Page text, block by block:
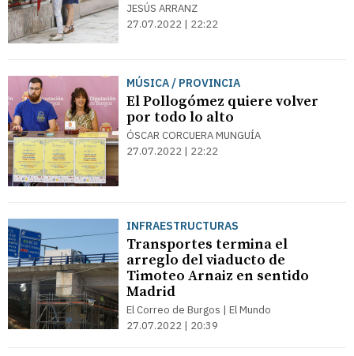
JESÚS ARRANZ
27.07.2022 | 22:22
MÚSICA / PROVINCIA
El Pollogómez quiere volver
por todo lo alto
ÓSCAR CORCUERA MUNGUÍA
27.07.2022 | 22:22
INFRAESTRUCTURAS
Transportes termina el
arreglo del viaducto de
Timoteo Arnaiz en sentido
Madrid
El Correo de Burgos | El Mundo
27.07.2022 | 20:39